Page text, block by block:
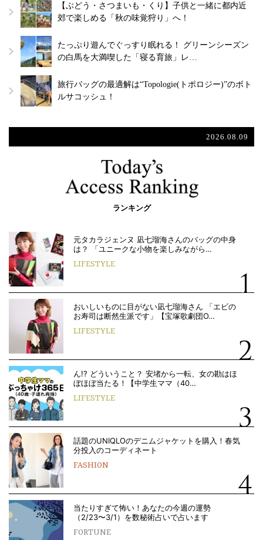
【ぶどう・さつまいも・くり】子供と一緒に都内近
郊で楽しめる「秋の味覚狩り」へ！
たっぷり遊んでぐっすり眠れる！ グリーンシーズン
の白馬を大満喫した「寝る育旅」レ…
旅行バッグの最適解は“Topologie(トポロジー)”のボト
ルサコッシュ！
2026.08.09
ランキング
元タカラジェンヌ 凪七瑠海さんのバッグの中身
は？ 「ユニークな小物を楽しみながら…
LIFESTYLE
おいしいものに目がない凪七瑠海さん 「エビの
お寿司は断然生派です」【宝塚歌劇団O…
LIFESTYLE
ん!? どういうこと？ 安堵から一転、女の勘はほ
ぼほぼ当たる！【中学生ママ（40…
LIFESTYLE
話題のUNIQLOのデニムジャケットを購入！春気
分投入のコーディネート
FASHION
当たりすぎて怖い！あなたの今週の運勢
（2/23〜3/1）を数秘術占いで占います
FORTUNE